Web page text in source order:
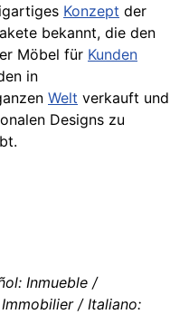
Konzept der
bekannt, die den
Möbel für Kunden
in
Welt verkauft und
Designs zu
Inmueble /
/ Italiano: